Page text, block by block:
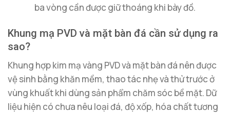
ba vòng cần được giữ thoáng khi bày đồ.
Khung mạ PVD và mặt bàn đá cần sử dụng ra
sao?
Khung hợp kim mạ vàng PVD và mặt bàn đá nên được
vệ sinh bằng khăn mềm, thao tác nhẹ và thử trước ở
vùng khuất khi dùng sản phẩm chăm sóc bề mặt. Dữ
liệu hiện có chưa nêu loại đá, độ xốp, hóa chất tương